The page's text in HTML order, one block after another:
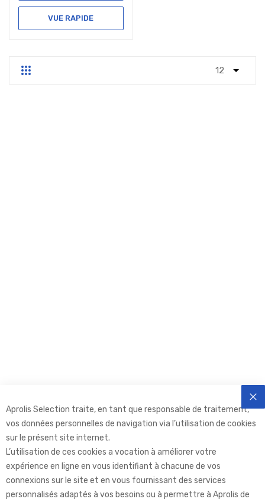
VUE RAPIDE
Grille
Aprolis Selection traite, en tant que responsable de traitement,
vos données personnelles de navigation via l’utilisation de cookies
sur le présent site internet.
L’utilisation de ces cookies a vocation à améliorer votre
expérience en ligne en vous identifiant à chacune de vos
connexions sur le site et en vous fournissant des services
personnalisés adaptés à vos besoins ou à permettre à Aprolis de